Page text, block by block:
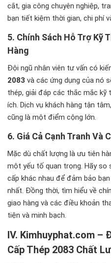
cắt, gia công chuyên nghiệp,
bạn tiết kiệm thời gian, chi phí
5. Chính Sách Hỗ Trợ Kỹ
Hàng
Đội ngũ nhân viên tư vấn có
2083 và các ứng dụng của nó
thép, giải đáp các thắc mắc kỹ
ích. Dịch vụ khách hàng tận
cũng là một điểm cộng lớn.
6. Giá Cả Cạnh Tranh Và
Mặc dù chất lượng là ưu tiên
một yếu tố quan trọng. Hãy so
cấp khác nhau để đảm bảo
nhất. Đồng thời, tìm hiểu về
giao hàng và các điều khoản
tiện và minh bạch.
IV. Kimhuyphat.com –
Cấp Thép 2083 Chất